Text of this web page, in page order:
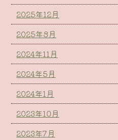
2025年12月
2025年8月
2024年11月
2024年5月
2024年1月
2023年10月
2023年7月